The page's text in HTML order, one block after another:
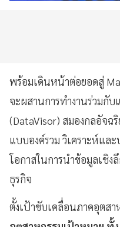
พร้อมเดินหน้าต่อยอดสู่
จะผสานการทำงานร่วมกั
(DataVisor) สมองกลอัจฉ
แบบองค์รวม วิเคราะห์แล
โอกาสในการนำข้อมูลเชิง
ธุรกิจ
ตั้งเป้าขับเคลื่อนภาคอุตสา